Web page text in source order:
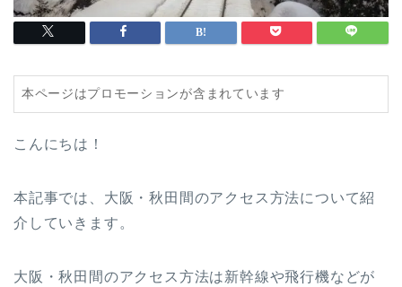
本ページはプロモーションが含まれています
こんにちは！
本記事では、大阪・秋田間のアクセス方法について紹
介していきます。
大阪・秋田間のアクセス方法は新幹線や飛行機などが